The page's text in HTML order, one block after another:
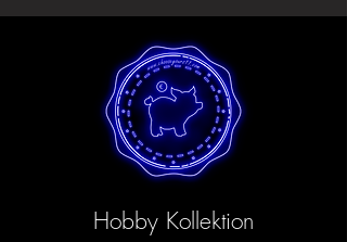
Hobby Kollektion